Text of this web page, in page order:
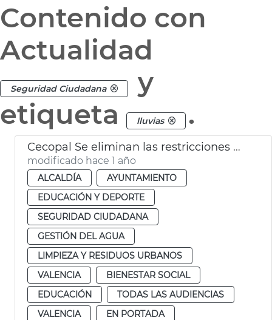
Contenido con
Actualidad
Seguridad Ciudadana
y
etiqueta
lluvias .
Cecopal Se eliminan las restricciones València
modificado hace 1 año
ALCALDÍA
AYUNTAMIENTO
EDUCACIÓN Y DEPORTE
SEGURIDAD CIUDADANA
GESTIÓN DEL AGUA
LIMPIEZA Y RESIDUOS URBANOS
VALENCIA
BIENESTAR SOCIAL
EDUCACIÓN
TODAS LAS AUDIENCIAS
VALENCIA
EN PORTADA